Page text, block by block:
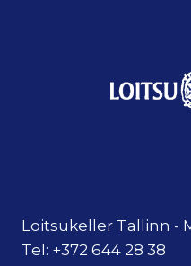
Loitsukeller Tallinn -
Tel: +372 644 28 38